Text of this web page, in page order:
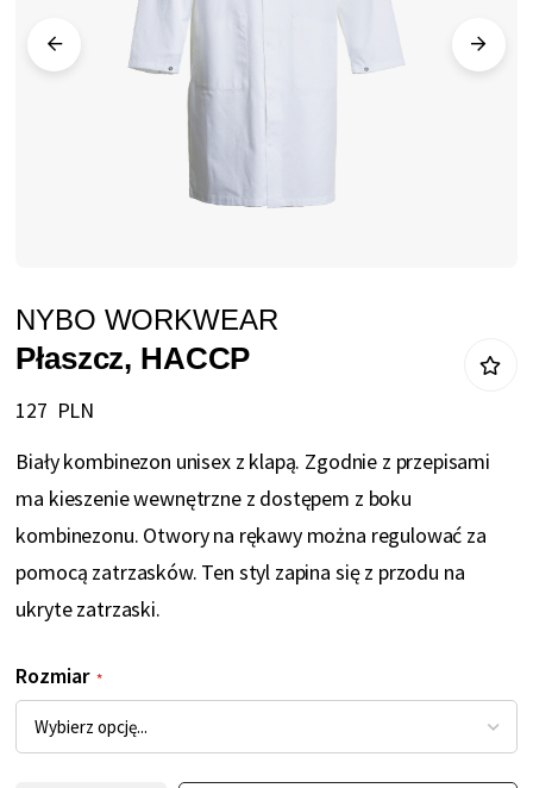
na
początek
galerii
NYBO WORKWEAR
Płaszcz, HACCP
127 PLN
Biały kombinezon unisex z klapą. Zgodnie z przepisami
ma kieszenie wewnętrzne z dostępem z boku
kombinezonu. Otwory na rękawy można regulować za
pomocą zatrzasków. Ten styl zapina się z przodu na
ukryte zatrzaski.
Rozmiar